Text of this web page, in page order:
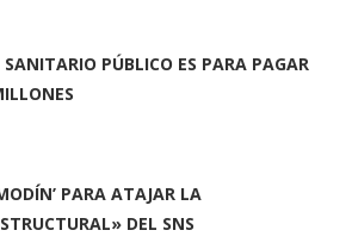
PÚBLICO ES PARA PAGAR
PARA ATAJAR LA
DEL SNS